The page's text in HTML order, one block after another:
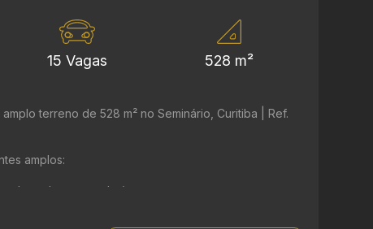
15 Vagas 528 m²
terreno de 528 m² no Seminário, Curitiba | Ref.
amplos:
para salas)